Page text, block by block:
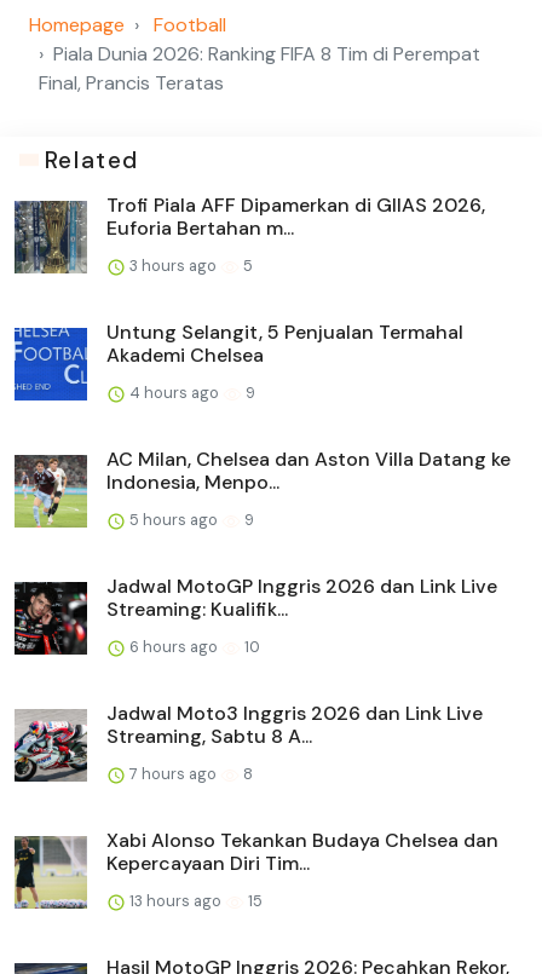
Homepage
Football
Piala Dunia 2026: Ranking FIFA 8 Tim di Perempat
Final, Prancis Teratas
Related
Trofi Piala AFF Dipamerkan di GIIAS 2026,
Euforia Bertahan m...
3 hours ago 5
Untung Selangit, 5 Penjualan Termahal
Akademi Chelsea
4 hours ago 9
AC Milan, Chelsea dan Aston Villa Datang ke
Indonesia, Menpo...
5 hours ago 9
Jadwal MotoGP Inggris 2026 dan Link Live
Streaming: Kualifik...
6 hours ago 10
Jadwal Moto3 Inggris 2026 dan Link Live
Streaming, Sabtu 8 A...
7 hours ago 8
Xabi Alonso Tekankan Budaya Chelsea dan
Kepercayaan Diri Tim...
13 hours ago 15
Hasil MotoGP Inggris 2026: Pecahkan Rekor,